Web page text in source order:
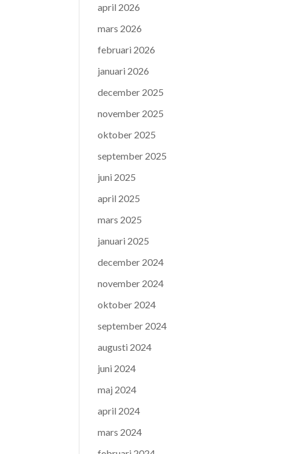
april 2026
mars 2026
februari 2026
januari 2026
december 2025
november 2025
oktober 2025
september 2025
juni 2025
april 2025
mars 2025
januari 2025
december 2024
november 2024
oktober 2024
september 2024
augusti 2024
juni 2024
maj 2024
april 2024
mars 2024